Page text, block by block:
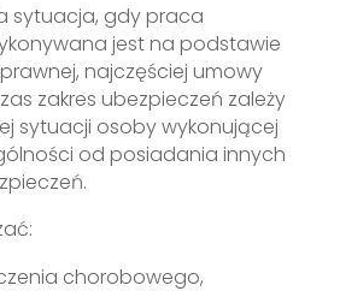
sytuacja, gdy praca
jest na podstawie
najczęściej umowy
zakres ubezpieczeń zależy
sytuacji osoby wykonującej
od posiadania innych
chorobowego,